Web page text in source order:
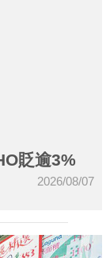
貶逾3%
2026/08/07